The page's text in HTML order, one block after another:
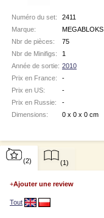
Numéro du set:
2411
Marque:
MEGABLOKS
Nbr de pièces:
75
Nbr de Minifigs:
1
Année de sortie: 2010
Prix en France:
-
Prix en US:
-
Prix en Russie:
-
Dimensions:
0 x 0 x 0 cm
(2)
+Ajouter une review
Tout
(1)